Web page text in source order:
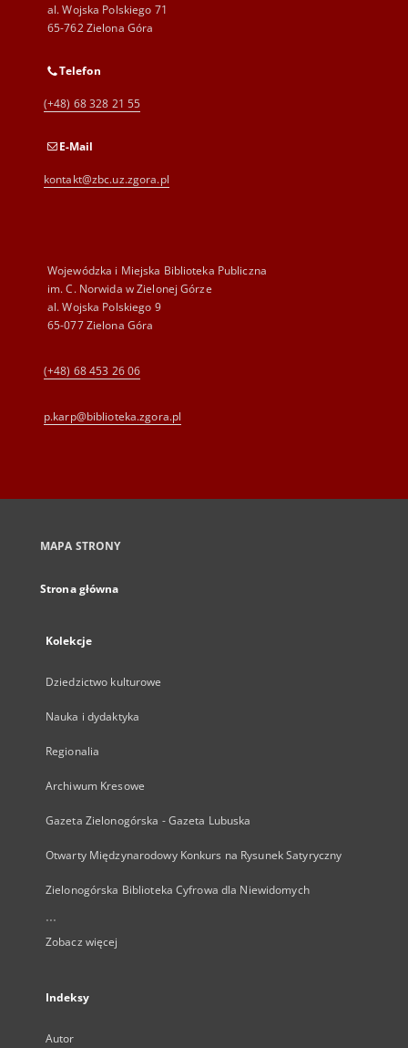
al. Wojska Polskiego 71
65-762 Zielona Góra
Telefon
(+48) 68 328 21 55
E-Mail
kontakt@zbc.uz.zgora.pl
Wojewódzka i Miejska Biblioteka Publiczna
im. C. Norwida w Zielonej Górze
al. Wojska Polskiego 9
65-077 Zielona Góra
(+48) 68 453 26 06
p.karp@biblioteka.zgora.pl
MAPA STRONY
Strona główna
Kolekcje
Dziedzictwo kulturowe
Nauka i dydaktyka
Regionalia
Archiwum Kresowe
Gazeta Zielonogórska - Gazeta Lubuska
Otwarty Międzynarodowy Konkurs na Rysunek Satyryczny
Zielonogórska Biblioteka Cyfrowa dla Niewidomych
...
Zobacz więcej
Indeksy
Autor